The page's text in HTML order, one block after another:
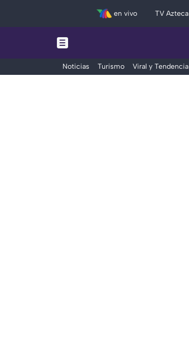
en vivo TV Azteca
Noticias Turismo Viral y Tendencia